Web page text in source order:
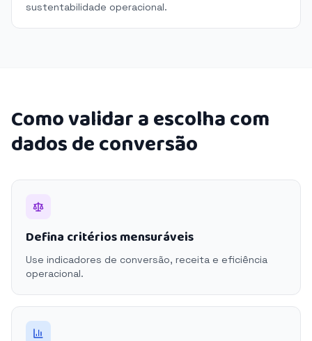
sustentabilidade operacional.
Como validar a escolha com
dados de conversão
Defina critérios mensuráveis
Use indicadores de conversão, receita e eficiência
operacional.